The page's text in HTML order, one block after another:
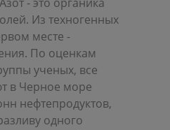
Из техногенных
месте -
По оценкам
ученых, все
в Черное море
нефтепродуктов,
одного